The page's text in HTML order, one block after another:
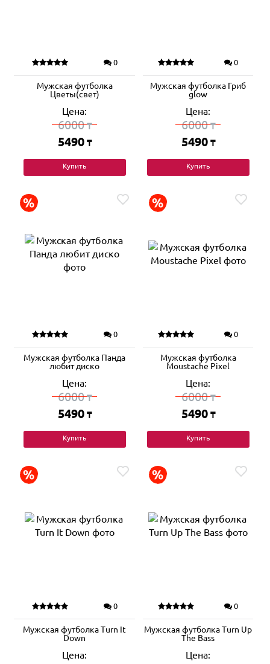
0
Мужская футболка
Цветы(свет)
Цена:
6000₸
5490 ₸
Купить
0
Мужская футболка Гриб
glow
Цена:
6000₸
5490 ₸
Купить
0
Мужская футболка Панда
любит диско
Цена:
6000₸
5490 ₸
Купить
0
Мужская футболка
Moustache Pixel
Цена:
6000₸
5490 ₸
Купить
0
Мужская футболка Turn It
Down
Цена:
0
Мужская футболка Turn Up
The Bass
Цена: